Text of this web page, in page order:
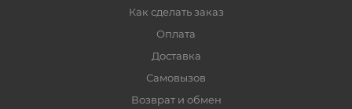
Как сделать заказ
Оплата
Доставка
Самовызов
Возврат и обмен